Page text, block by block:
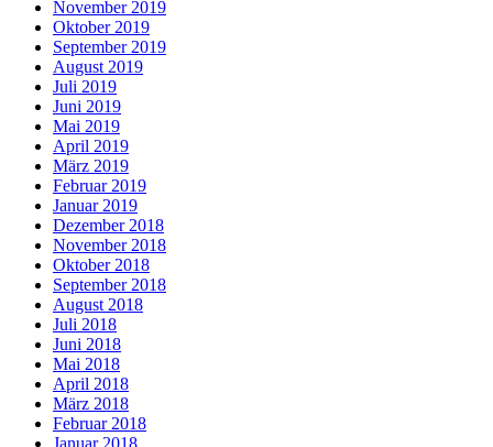
November 2019
Oktober 2019
September 2019
August 2019
Juli 2019
Juni 2019
Mai 2019
April 2019
März 2019
Februar 2019
Januar 2019
Dezember 2018
November 2018
Oktober 2018
September 2018
August 2018
Juli 2018
Juni 2018
Mai 2018
April 2018
März 2018
Februar 2018
Januar 2018